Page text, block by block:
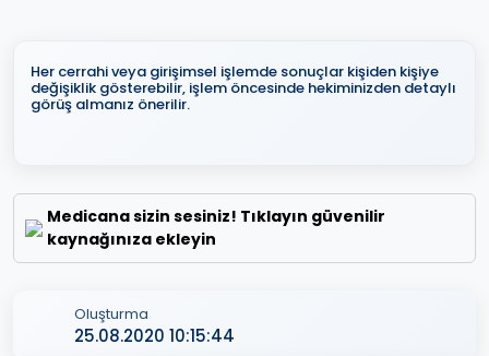
Her cerrahi veya girişimsel işlemde sonuçlar kişiden kişiye
değişiklik gösterebilir, işlem öncesinde hekiminizden detaylı
görüş almanız önerilir.
Medicana sizin sesiniz! Tıklayın güvenilir
kaynağınıza ekleyin
Oluşturma
25.08.2020 10:15:44